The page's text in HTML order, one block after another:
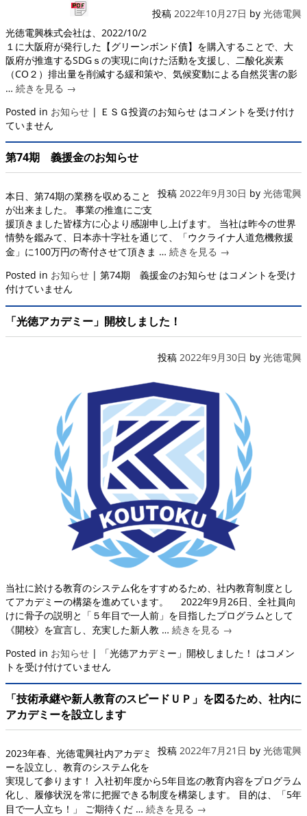
投稿 2022年10月27日 by 光徳電興
光徳電興株式会社は、2022/10/2
１に大阪府が発行した【グリーンボンド債】を購入することで、大
阪府が推進するSDGｓの実現に向けた活動を支援し、二酸化炭素
（CO２）排出量を削減する緩和策や、気候変動による自然災害の影
… 続きを見る →
Posted in お知らせ | ＥＳＧ投資のお知らせ はコメントを受け付け
ていません
第74期 義援金のお知らせ
投稿 2022年9月30日 by 光徳電興
本日、第74期の業務を収めること
が出来ました。 事業の推進にご支
援頂きました皆様方に心より感謝申し上げます。 当社は昨今の世界
情勢を鑑みて、日本赤十字社を通じて、「ウクライナ人道危機救援
金」に100万円の寄付させて頂きま … 続きを見る →
Posted in お知らせ | 第74期 義援金のお知らせ はコメントを受け
付けていません
「光徳アカデミー」開校しました！
投稿 2022年9月30日 by 光徳電興
当社に於ける教育のシステム化をすすめるため、社内教育制度とし
てアカデミーの構築を進めています。 2022年9月26日、全社員向
けに骨子の説明と「５年目で一人前」を目指したプログラムとして
《開校》を宣言し、充実した新人教 … 続きを見る →
Posted in お知らせ | 「光徳アカデミー」開校しました！ はコメン
トを受け付けていません
「技術承継や新人教育のスピードＵＰ」を図るため、社内に
アカデミーを設立します
投稿 2022年7月21日 by 光徳電興
2023年春、光徳電興社内アカデミ
ーを設立し、教育のシステム化を
実現して参ります！ 入社初年度から5年目迄の教育内容をプログラム
化し、履修状況を常に把握できる制度を構築します。 目的は、「5年
目で一人立ち！」 ご期待くだ … 続きを見る →